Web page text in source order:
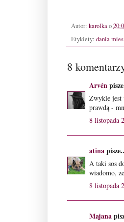
Autor: karolkao
Etykiety: dania
8
Arvén
Zwykle jest
prawdą -
8 listopada
atina
A taki sos
wiadomo,
8 listopada
Majana